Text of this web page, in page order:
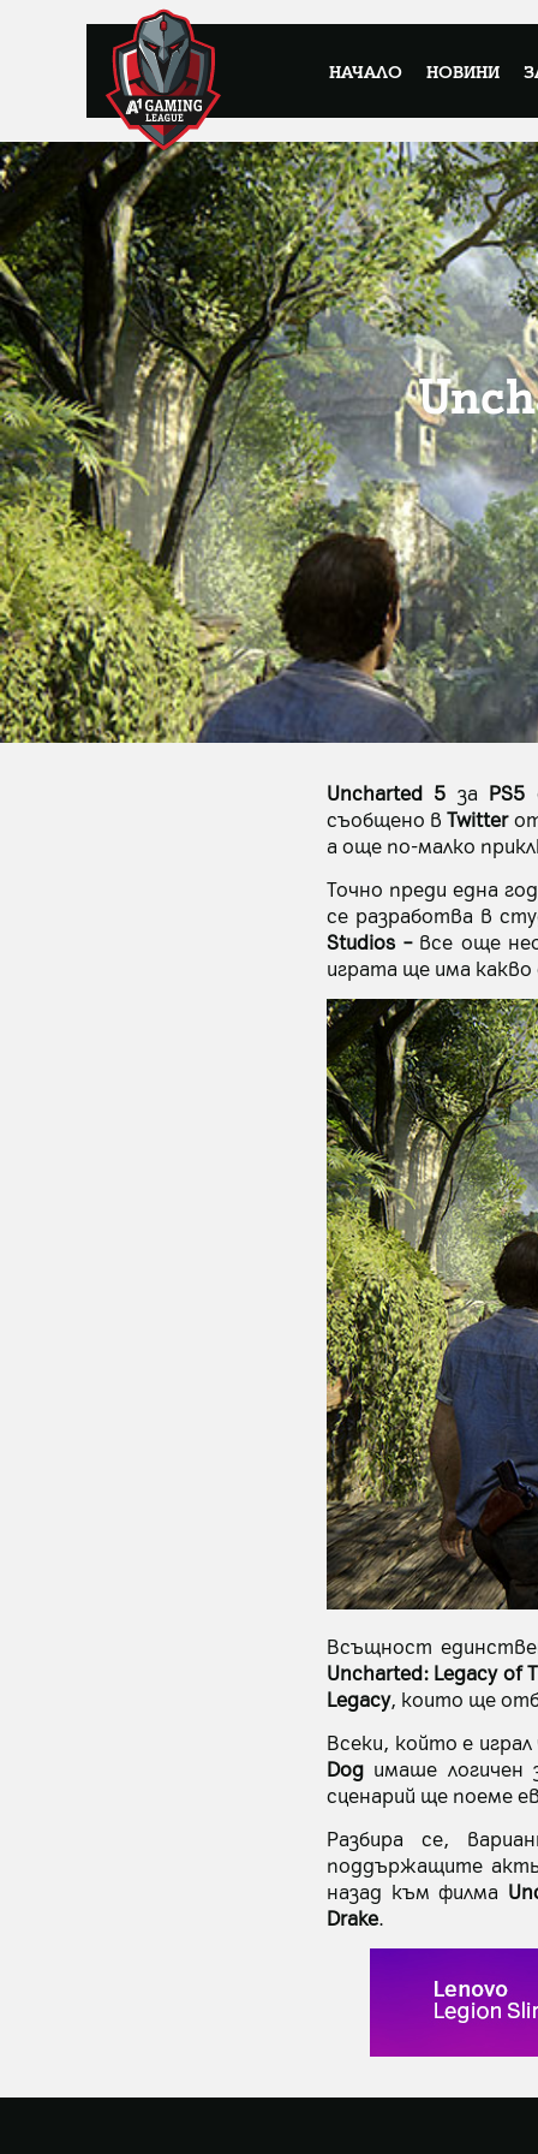
НАЧАЛО НОВИНИ
Uncharted 5 за PS5
съобщено вTwitterот
а още по-малко
Точно преди една
се разработва в
Studios –все още
играта ще има
Всъщност
Uncharted: Legacy of
Legacy, които ще
Всеки, който е
Dog имаше
сценарий ще поеме
Разбира се,
поддържащите
назад към филма
Drake.